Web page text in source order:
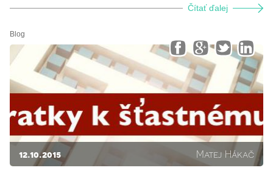
Čítať ďalej
Blog
12.10.2015 Matej Hákač